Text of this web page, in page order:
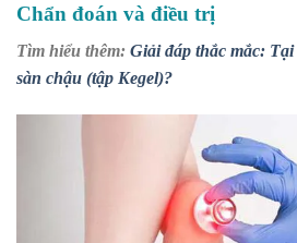
Chẩn đoán và điều trị
Tìm hiểu thêm: Giải đáp thắc mắc:
sàn chậu (tập Kegel)?